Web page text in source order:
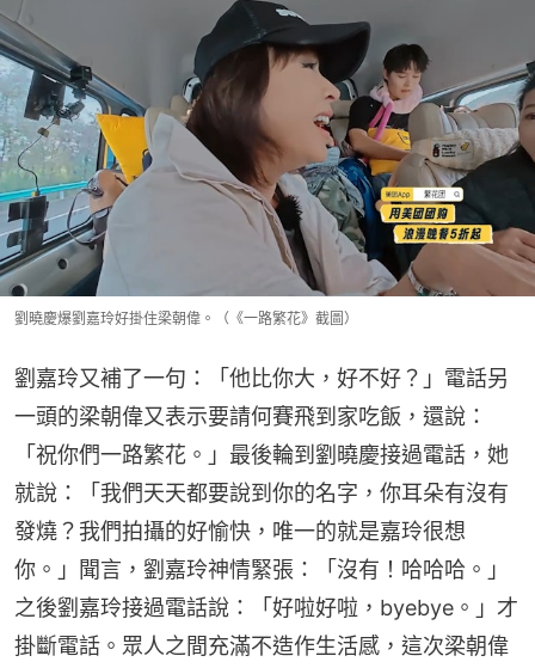
劉曉慶爆劉嘉玲好掛住梁朝偉。（《一路繁花》截圖）
劉嘉玲又補了一句：「他比你大，好不好？」電話另
一頭的梁朝偉又表示要請何賽飛到家吃飯，還說：
「祝你們一路繁花。」最後輪到劉曉慶接過電話，她
就說：「我們天天都要說到你的名字，你耳朵有沒有
發燒？我們拍攝的好愉快，唯一的就是嘉玲很想
你。」聞言，劉嘉玲神情緊張：「沒有！哈哈哈。」
之後劉嘉玲接過電話說：「好啦好啦，byebye。」才
掛斷電話。眾人之間充滿不造作生活感，這次梁朝偉